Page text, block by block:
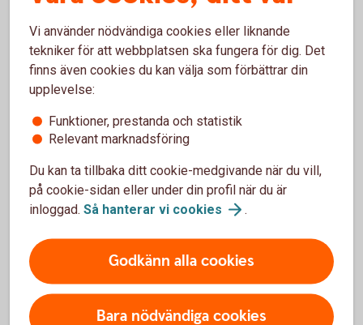
Stora företag och institutioner
Vi erbjuder skräddarsydda råd och enkla, effektiva
lösningar för din organisation.
Småföretag
Vi finns här för att göra ditt företagande enklare och
tryggare. Med grundläggande tjänster och produkter
anpassade för just ditt behov.
Vi använder nödvändiga cookies eller liknande
tekniker för att webbplatsen ska fungera för dig. Det
finns även cookies du kan välja som förbättrar din
upplevelse:
Funktioner, prestanda och statistik
Relevant marknadsföring
Du kan ta tillbaka ditt cookie-medgivande när du vill,
på cookie-sidan eller under din profil när du är
inloggad. Så hanterar vi cookies .
Godkänn alla cookies
Bara nödvändiga cookies